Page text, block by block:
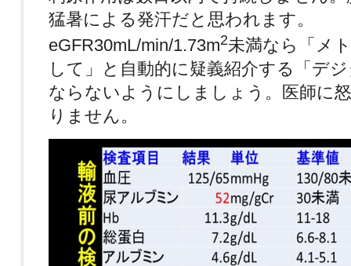
猛暑による発汗だと思われます。
eGFR30mL/min/1.73m2未満なら「メ
して」と自動的に疑義紹介する「デ
ならないようにしましょう。医師に
りません。